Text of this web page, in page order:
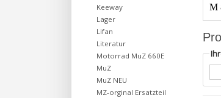
M
Keeway
Lager
Lifan
Literatur
Motorrad MuZ 660E
MuZ
MuZ NEU
MZ-orginal Ersatzteil